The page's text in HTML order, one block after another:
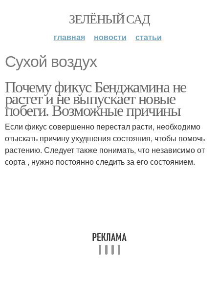
ЗЕЛЁНЫЙ САД
главная новости статьи
Сухой воздух
Почему фикус Бенджамина не
растет и не выпускает новые
побеги. Возможные причины
Если фикус совершенно перестал расти, необходимо
отыскать причину ухудшения состояния, чтобы помочь
растению. Следует также понимать, что независимо от
сорта , нужно постоянно следить за его состоянием.